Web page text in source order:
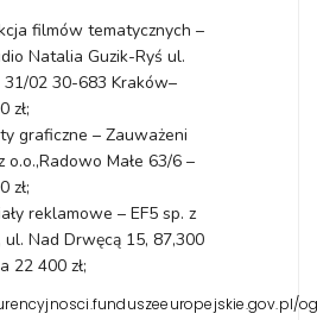
filmów tematycznych –
Natalia Guzik-Ryś ul.
02 30-683 Kraków–
zł;
graficzne – Zauważeni
Małe 63/6 –
zł;
reklamowe – EF5 sp. z
Nad Drwęcą 15, 87,300
22 400 zł;